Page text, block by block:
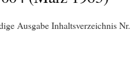
Ausgabe Inhaltsverzeichnis